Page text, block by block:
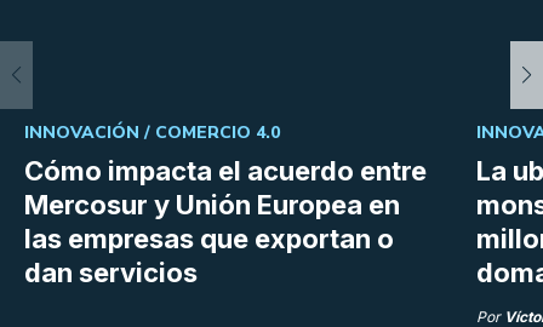
Cómo impacta el acuerdo entre
Mercosur y Unión Europea en
las empresas que exportan o
dan servicios
INNOVACIÓN / COMERCIO 4.0
La
Por